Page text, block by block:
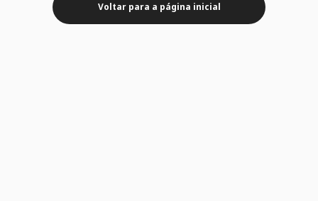
Voltar para a página inicial